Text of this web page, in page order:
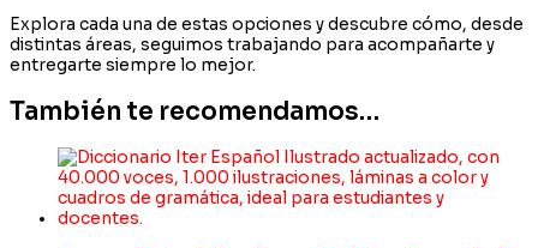
Explora cada una de estas opciones y descubre cómo, desde
distintas áreas, seguimos trabajando para acompañarte y
entregarte siempre lo mejor.
También te recomendamos…